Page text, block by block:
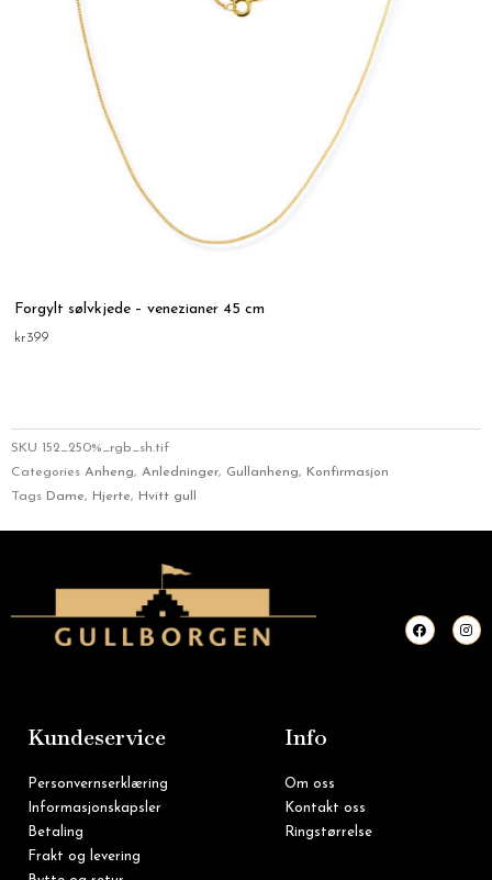
Forgylt sølvkjede – venezianer 45 cm
kr399
SKU 152_250%_rgb_sh.tif
Categories Anheng, Anledninger, Gullanheng, Konfirmasjon
Tags Dame, Hjerte, Hvitt gull
F
a
c
I
n
s
Kundeservice
Personvernserklæring
Informasjonskapsler
Betaling
Frakt og levering
Info
Om oss
Kontakt oss
Ringstørrelse